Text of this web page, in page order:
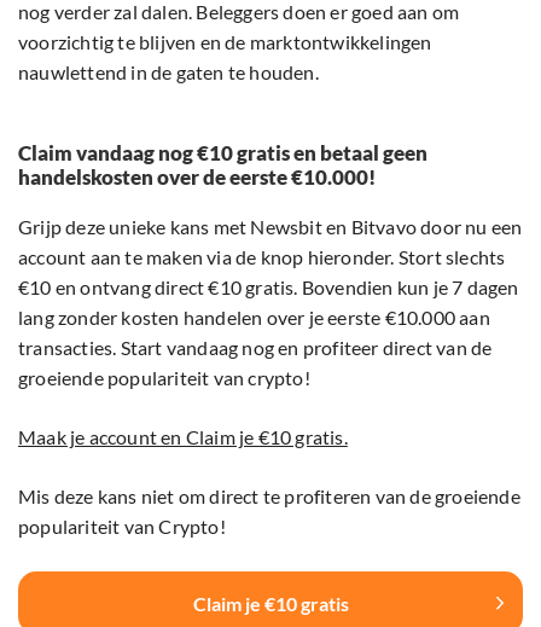
nog verder zal dalen. Beleggers doen er goed aan om
voorzichtig te blijven en de marktontwikkelingen
nauwlettend in de gaten te houden.
Claim vandaag nog €10 gratis en betaal geen
handelskosten over de eerste €10.000!
Grijp deze unieke kans met Newsbit en Bitvavo door nu een
account aan te maken via de knop hieronder. Stort slechts
€10 en ontvang direct €10 gratis. Bovendien kun je 7 dagen
lang zonder kosten handelen over je eerste €10.000 aan
transacties. Start vandaag nog en profiteer direct van de
groeiende populariteit van crypto!
Maak je account en Claim je €10 gratis.
Mis deze kans niet om direct te profiteren van de groeiende
populariteit van Crypto!
Claim je €10 gratis